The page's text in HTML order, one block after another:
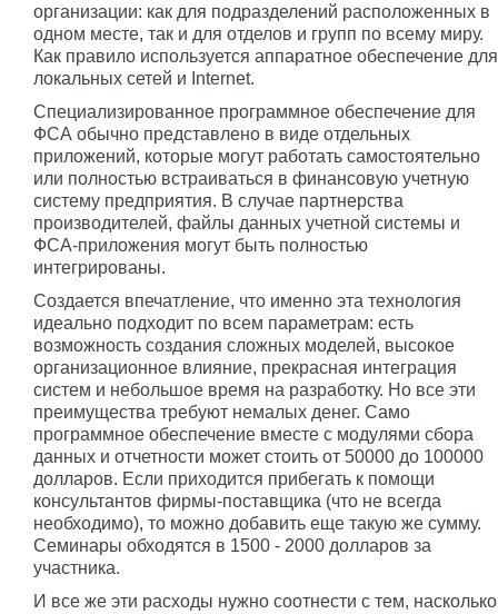
организации: как для подразделений расположенных в
одном месте, так и для отделов и групп по всему миру.
Как правило используется аппаратное обеспечение для
локальных сетей и Internet.
Специализированное программное обеспечение для
ФСА обычно представлено в виде отдельных
приложений, которые могут работать самостоятельно
или полностью встраиваться в финансовую учетную
систему предприятия. В случае партнерства
производителей, файлы данных учетной системы и
ФСА-приложения могут быть полностью
интегрированы.
Создается впечатление, что именно эта технология
идеально подходит по всем параметрам: есть
возможность создания сложных моделей, высокое
организационное влияние, прекрасная интеграция
систем и небольшое время на разработку. Но все эти
преимущества требуют немалых денег. Само
программное обеспечение вместе с модулями сбора
данных и отчетности может стоить от 50000 до 100000
долларов. Если приходится прибегать к помощи
консультантов фирмы-поставщика (что не всегда
необходимо), то можно добавить еще такую же сумму.
Семинары обходятся в 1500 - 2000 долларов за
участника.
И все же эти расходы нужно соотнести с тем, насколько